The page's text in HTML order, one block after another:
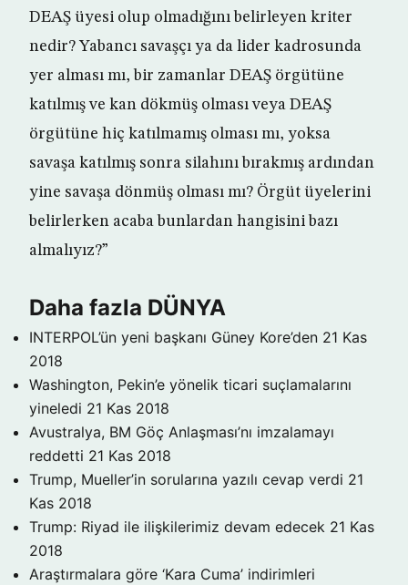
DEAŞ üyesi olup olmadığını belirleyen kriter
nedir? Yabancı savaşçı ya da lider kadrosunda
yer alması mı, bir zamanlar DEAŞ örgütüne
katılmış ve kan dökmüş olması veya DEAŞ
örgütüne hiç katılmamış olması mı, yoksa
savaşa katılmış sonra silahını bırakmış ardından
yine savaşa dönmüş olması mı? Örgüt üyelerini
belirlerken acaba bunlardan hangisini bazı
almalıyız?”
Daha fazla DÜNYA
INTERPOL’ün yeni başkanı Güney Kore’den 21 Kas
2018
Washington, Pekin’e yönelik ticari suçlamalarını
yineledi 21 Kas 2018
Avustralya, BM Göç Anlaşması’nı imzalamayı
reddetti 21 Kas 2018
Trump, Mueller’in sorularına yazılı cevap verdi 21
Kas 2018
Trump: Riyad ile ilişkilerimiz devam edecek 21 Kas
2018
Araştırmalara göre ‘Kara Cuma’ indirimleri